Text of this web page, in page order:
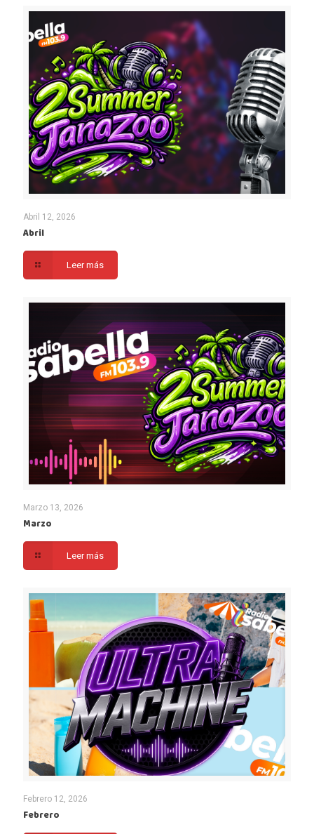
Abril 12, 2026
Abril
Leer más
Marzo 13, 2026
Marzo
Leer más
Febrero 12, 2026
Febrero